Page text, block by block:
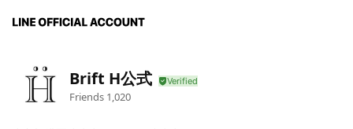
Brift H公式
Friends 1,020